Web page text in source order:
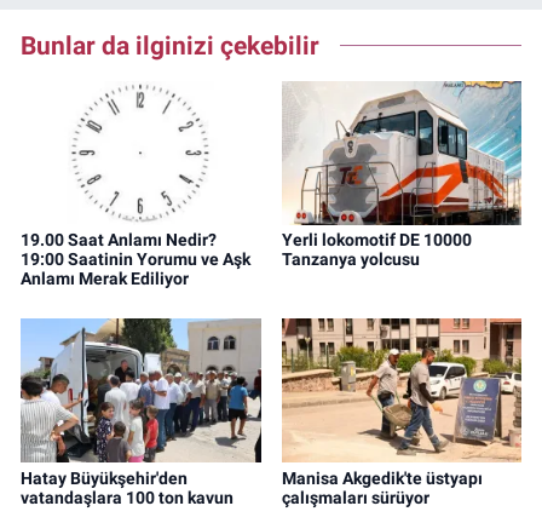
Bunlar da ilginizi çekebilir
19.00 Saat Anlamı Nedir?
19:00 Saatinin Yorumu ve Aşk
Anlamı Merak Ediliyor
Yerli lokomotif DE 10000
Tanzanya yolcusu
Hatay Büyükşehir'den
vatandaşlara 100 ton kavun
Manisa Akgedik'te üstyapı
çalışmaları sürüyor